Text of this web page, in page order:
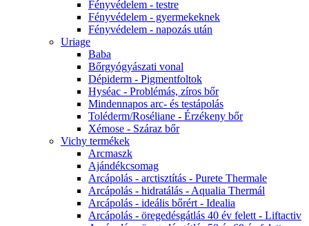
Fényvédelem - testre
Fényvédelem - gyermekeknek
Fényvédelem - napozás után
Uriage
Baba
Bőrgyógyászati vonal
Dépiderm - Pigmentfoltok
Hyséac - Problémás, zíros bőr
Mindennapos arc- és testápolás
Toléderm/Roséliane - Érzékeny bőr
Xémose - Száraz bőr
Vichy termékek
Arcmaszk
Ajándékcsomag
Arcápolás - arctisztítás - Purete Thermale
Arcápolás - hidratálás - Aqualia Thermál
Arcápolás - ideális bőrért - Idealia
Arcápolás - öregedésgátlás 40 év felett - Liftactiv